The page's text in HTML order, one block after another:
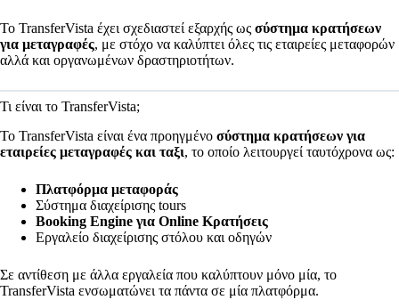
Το TransferVista έχει σχεδιαστεί εξαρχής ως σύστημα κρατήσεων
για μεταγραφές, με στόχο να καλύπτει όλες τις εταιρείες μεταφορών
αλλά και οργανωμένων δραστηριοτήτων.
Τι είναι το TransferVista;
Το TransferVista είναι ένα προηγμένο σύστημα κρατήσεων για
εταιρείες μεταγραφές και ταξι, το οποίο λειτουργεί ταυτόχρονα ως:
Πλατφόρμα μεταφοράς
Σύστημα διαχείρισης tours
Booking Engine για Online Κρατήσεις
Εργαλείο διαχείρισης στόλου και οδηγών
Σε αντίθεση με άλλα εργαλεία που καλύπτουν μόνο μία, το
TransferVista ενσωματώνει τα πάντα σε μία πλατφόρμα.